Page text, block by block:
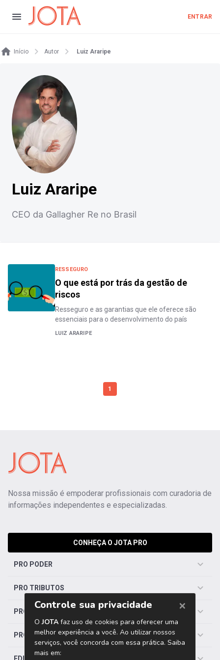
ENTRAR
Início Autor Luiz Araripe
Luiz Araripe
CEO da Gallagher Re no Brasil
RESSEGURO
O que está por trás da gestão de
riscos
Resseguro e as garantias que ele oferece são
essenciais para o desenvolvimento do país
LUIZ ARARIPE
1
Nossa missão é empoderar profissionais com curadoria de
informações independentes e especializadas.
CONHEÇA O JOTA PRO
PRO PODER
PRO TRIBUTOS
PRO TRABALHISTA
PRO SAÚDE